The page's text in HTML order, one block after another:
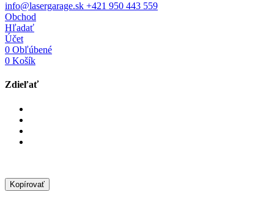
info@lasergarage.sk +421 950 443 559
Obchod
Hľadať
Účet
0 Obľúbené
0 Košík
Zdieľať
Kopírovať